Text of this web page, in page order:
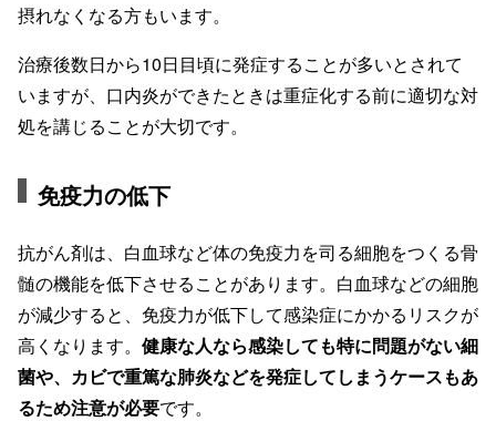
摂れなくなる方もいます。
治療後数日から10日目頃に発症することが多いとされて
いますが、口内炎ができたときは重症化する前に適切な対
処を講じることが大切です。
免疫力の低下
抗がん剤は、白血球など体の免疫力を司る細胞をつくる骨
髄の機能を低下させることがあります。白血球などの細胞
が減少すると、免疫力が低下して感染症にかかるリスクが
高くなります。 健康な人なら感染しても特に問題がない細
菌や、カビで重篤な肺炎などを発症してしまうケースもあ
るため注意が必要です。